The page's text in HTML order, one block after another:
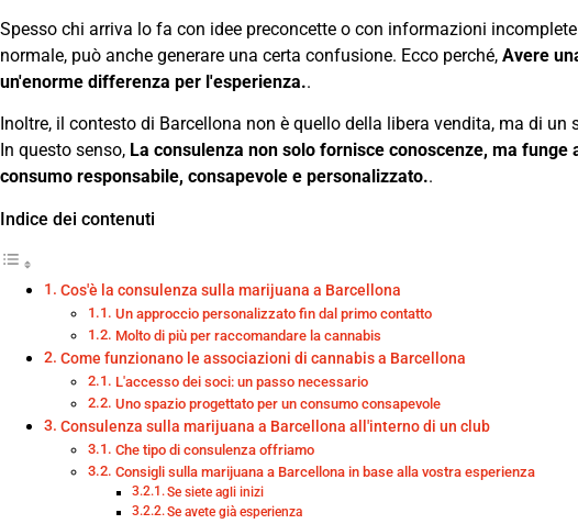
Spesso chi arriva lo fa con idee preconcette o con informazioni
normale, può anche generare una certa confusione. Ecco perché, Avere
un'enorme differenza per l'esperienza..
Inoltre, il contesto di Barcellona non è quello della libera vendita, ma di
In questo senso, La consulenza non solo fornisce conoscenze, ma funge
consumo responsabile, consapevole e personalizzato..
Indice dei contenuti
Cos'è la consulenza sulla marijuana a Barcellona
Un approccio personalizzato fin dal primo contatto
Molto di più per raccomandare la cannabis
Come funzionano le associazioni di cannabis a Barcellona
L'accesso dei soci: un passo necessario
Uno spazio progettato per un consumo consapevole
Consulenza sulla marijuana a Barcellona all'interno di un club
Che tipo di consulenza offriamo
Consigli sulla marijuana a Barcellona in base alla vostra esperienza
Se siete agli inizi
Se avete già esperienza